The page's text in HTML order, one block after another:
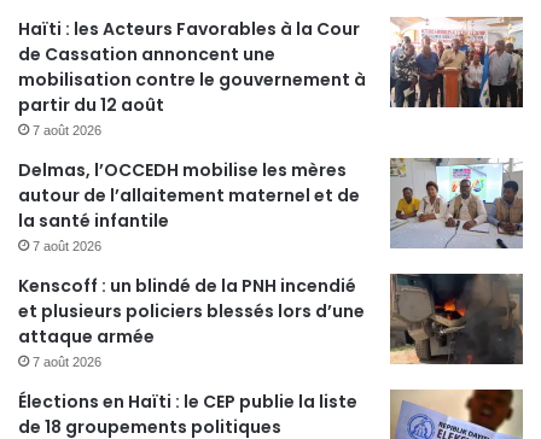
Haïti : les Acteurs Favorables à la Cour
de Cassation annoncent une
mobilisation contre le gouvernement à
partir du 12 août
7 août 2026
Delmas, l’OCCEDH mobilise les mères
autour de l’allaitement maternel et de
la santé infantile
7 août 2026
Kenscoff : un blindé de la PNH incendié
et plusieurs policiers blessés lors d’une
attaque armée
7 août 2026
Élections en Haïti : le CEP publie la liste
de 18 groupements politiques